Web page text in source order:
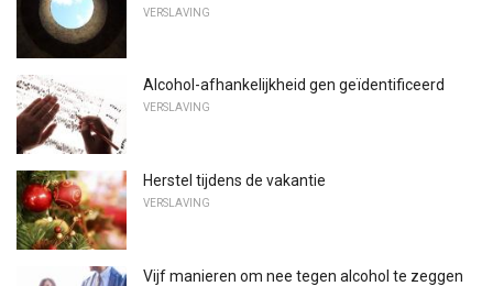
VERSLAVING
Alcohol-afhankelijkheid gen geïdentificeerd
VERSLAVING
Herstel tijdens de vakantie
VERSLAVING
Vijf manieren om nee tegen alcohol te zeggen